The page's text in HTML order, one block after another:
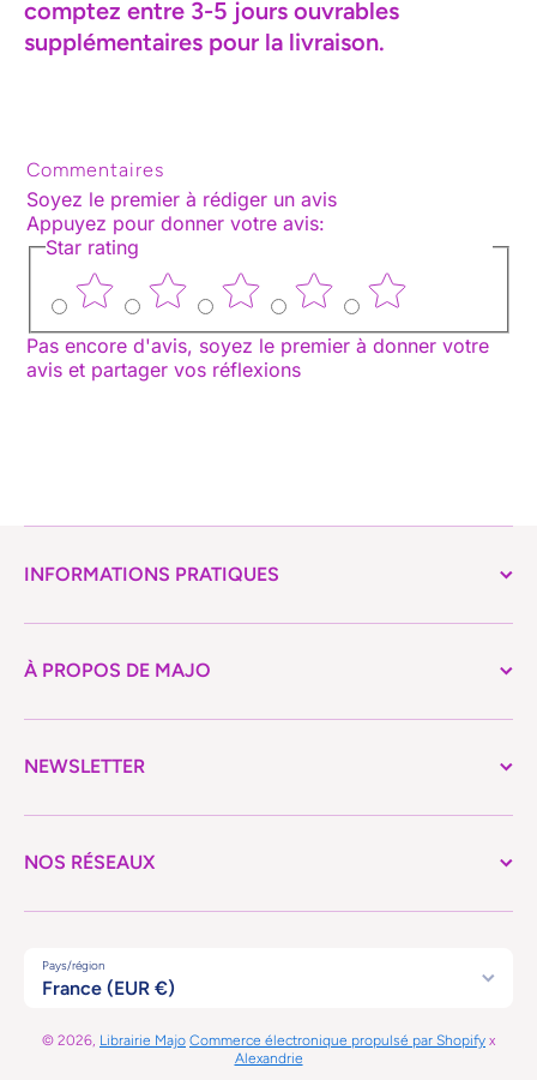
comptez entre 3-5 jours ouvrables
supplémentaires pour la livraison.
Commentaires
Soyez le premier à rédiger un avis
Appuyez pour donner votre avis:
Star rating
Pas encore d'avis, soyez le premier à donner votre
avis et partager vos réflexions
INFORMATIONS PRATIQUES
À PROPOS DE MAJO
NEWSLETTER
NOS RÉSEAUX
Pays/région
France (EUR €)
© 2026, Librairie Majo Commerce électronique propulsé par Shopify x
Alexandrie